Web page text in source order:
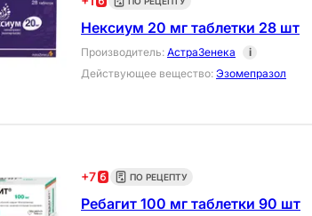
Нексиум 20 мг таблетки 28 шт
Производитель: АстраЗенека
i
Действующее вещество: Эзомепразол
+7 ПО РЕЦЕПТУ
Ребагит 100 мг таблетки 90 шт